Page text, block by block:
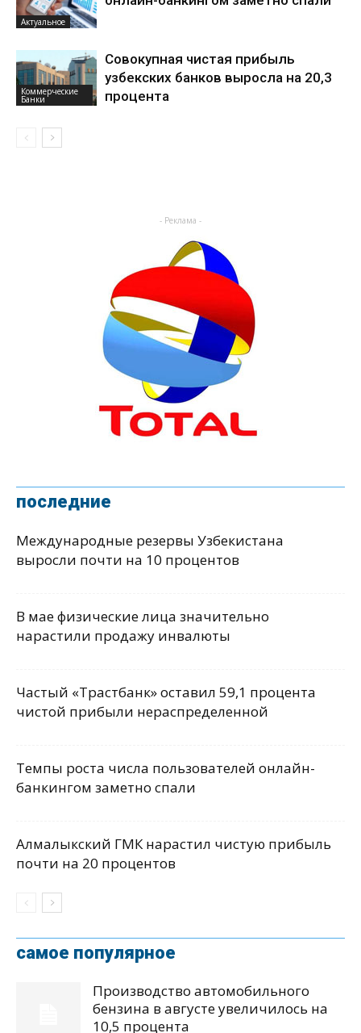
Актуальное
Коммерческие
Банки
Совокупная чистая прибыль
узбекских банков выросла на 20,3
процента
- Реклама -
последние
Международные резервы Узбекистана
выросли почти на 10 процентов
В мае физические лица значительно
нарастили продажу инвалюты
Частый «Трастбанк» оставил 59,1 процента
чистой прибыли нераспределенной
Темпы роста числа пользователей онлайн-
банкингом заметно спали
Алмалыкский ГМК нарастил чистую прибыль
почти на 20 процентов
самое популярное
Производство автомобильного
бензина в августе увеличилось на
10,5 процента